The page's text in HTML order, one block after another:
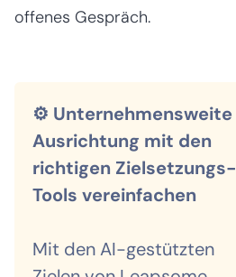
offenes Gespräch.
⚙️ Unternehmensweite
Ausrichtung mit den
richtigen Zielsetzungs-
Tools vereinfachen
Mit den AI-gestützten